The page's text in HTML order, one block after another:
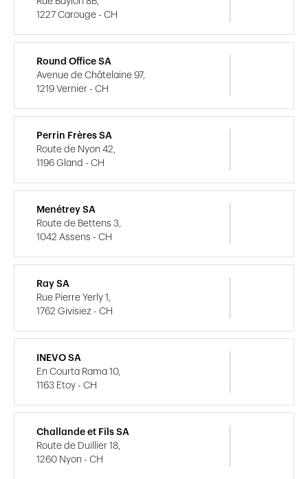
1227 Carouge - CH
Round Office SA
Avenue de Châtelaine 97,
1219 Vernier - CH
Perrin Frères SA
Route de Nyon 42,
1196 Gland - CH
Menétrey SA
Route de Bettens 3,
1042 Assens - CH
Ray SA
Rue Pierre Yerly 1,
1762 Givisiez - CH
INEVO SA
En Courta Rama 10,
1163 Etoy - CH
Challande et Fils SA
Route de Duillier 18,
1260 Nyon - CH